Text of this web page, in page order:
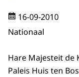
16-09-2010
Nationaal
Hare Majesteit de
Paleis Huis ten